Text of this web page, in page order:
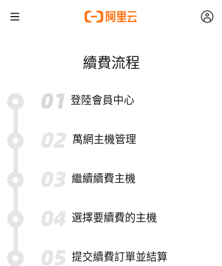
續費流程
登陸會員中心
萬網主機管理
繼續續費主機
選擇要續費的主機
提交續費訂單並結算